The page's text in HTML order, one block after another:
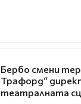
Бербо смени
Трафорд“
театралната